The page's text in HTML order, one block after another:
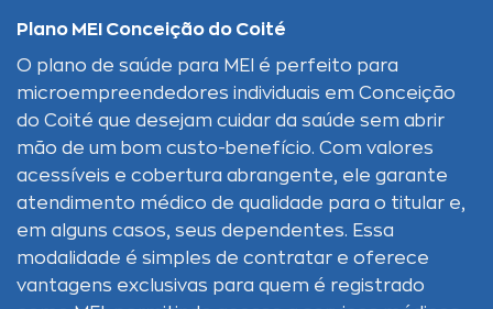
Plano MEI Conceição do Coité
O plano de saúde para MEI é perfeito para
microempreendedores individuais em Conceição
do Coité que desejam cuidar da saúde sem abrir
mão de um bom custo-benefício. Com valores
acessíveis e cobertura abrangente, ele garante
atendimento médico de qualidade para o titular e,
em alguns casos, seus dependentes. Essa
modalidade é simples de contratar e oferece
vantagens exclusivas para quem é registrado